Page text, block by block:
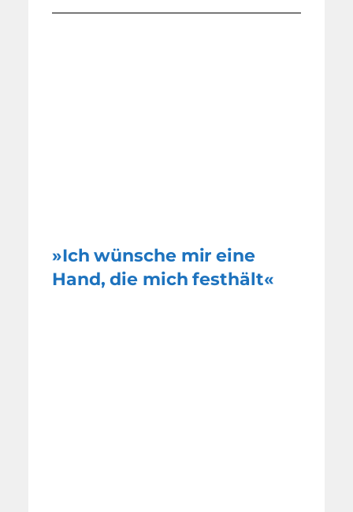
»Ich wünsche mir eine
Hand, die mich festhält«